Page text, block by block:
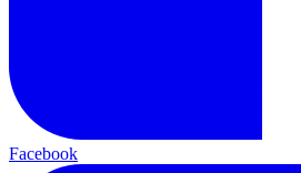
Facebook